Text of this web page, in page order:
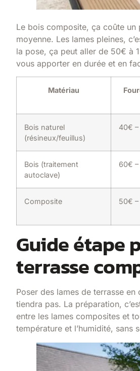
Le bois composite, ça coûte
moyenne. Les lames pleines,
la pose, ça peut aller de 50€ à
vous apporter en durée et en
Matériau
Bois naturel
(résineux/feuillus)
40€
Bois (traitement
autoclave)
60€
Composite 50€ –
Guide étape
terrasse
Poser des lames de terrasse
tiendra pas. La préparation,
entre les lames composites et
température et l’humidité, sans